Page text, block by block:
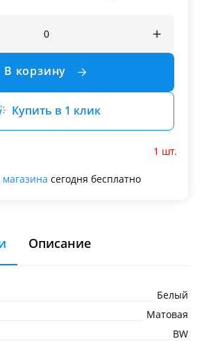
В корзину
Купить в 1 клик
1 шт.
магазина сегодня бесплатно
Описание
Белый
Матовая
BW